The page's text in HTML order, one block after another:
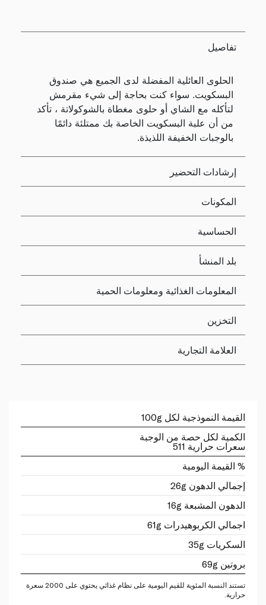
تفاصيل
الحلوى العائلية المفضلة لدى الجميع هي صندوق
البسكويت. سواء كنت بحاجة إلى شيء مقرمش
لتأكله مع الشاي أو حلوى مغطاة بالشوكولاتة ، تأكد
من أن علبة البسكويت الخاصة بك ممتلئة دائمًا
بالوجبات الخفيفة اللذيذة.
إرشادات التحضير
المكونات
الحساسية
بلد المنشأ
المعلومات الغذائية ومعلومات الحمية
التخزين
العلامة التجارية
القيمة النموذجية لكل 100g
الكمية لكل حصة من الوجبة
سعرات حرارية 511
% القيمة اليومية
إجمالي الدهون 26g
الدهون المشبعة 16g
اجمالي الكربوهيدرات 61g
السكريات 35g
بروتين 69g
تستند النسبة المئوية للقيم اليومية على نظام غذائي يحتوي على 2000 سعرة
حرارية.